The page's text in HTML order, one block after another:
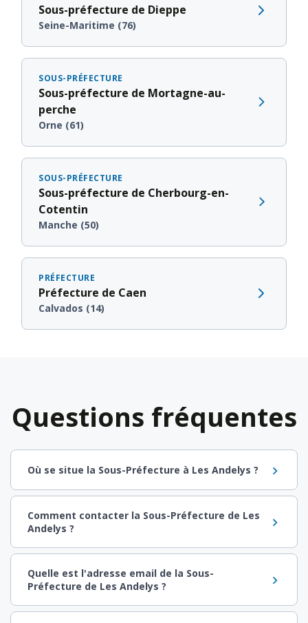
Sous-préfecture de Dieppe
Seine-Maritime (76)
SOUS-PRÉFECTURE
Sous-préfecture de Mortagne-au-
perche
Orne (61)
SOUS-PRÉFECTURE
Sous-préfecture de Cherbourg-en-
Cotentin
Manche (50)
PRÉFECTURE
Préfecture de Caen
Calvados (14)
Questions fréquentes
Où se situe la Sous-Préfecture à Les Andelys ?
Comment contacter la Sous-Préfecture de Les
Andelys ?
Quelle est l'adresse email de la Sous-
Préfecture de Les Andelys ?